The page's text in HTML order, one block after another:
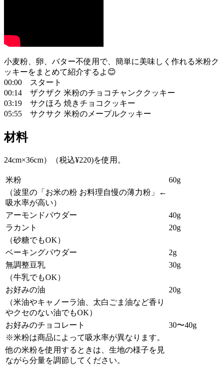
小麦粉、卵、バター不使用で、簡単に美味しく作れる米粉ク
ッキーをまとめて紹介するよ😊
00:00 スタート
00:14 ザクザク 米粉のチョコチャンククッキー
03:19 サクほろ 焼きチョコクッキー
05:55 サクサク 米粉のメープルクッキー
材料
24cm×36cm）（税込¥220)を使用。
米粉
60g
（波里の「お米の粉 お料理自慢の薄力粉」←
吸水率が高い）
アーモンドパウダー
40g
ラカント
20g
（砂糖でもOK）
ベーキングパウダー
2g
無調整豆乳
30g
（牛乳でもOK）
お好みの油
20g
（米油やキャノーラ油、太白ごま油など香り
やクセのない油でもOK）
お好みのチョコレート
30〜40g
※米粉は商品によって吸水率が異なります。
他の米粉を使用するときは、生地の様子を見
ながら分量を調節してください。